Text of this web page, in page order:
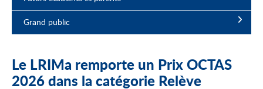
Grand public
Le LRIMa remporte un Prix OCTAS
2026 dans la catégorie Relève